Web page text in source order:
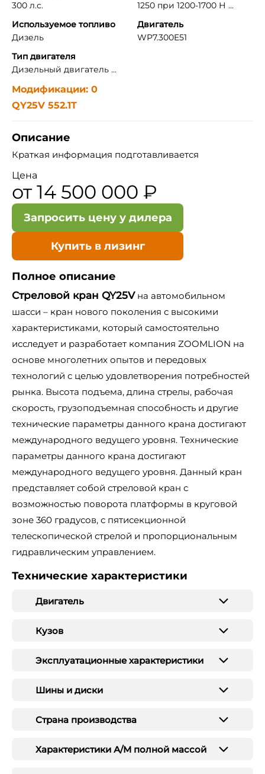
300 л.с.
1250 при 1200-1700 Н ...
Используемое топливо
Дизель
Двигатель
WP7.300E51
Тип двигателя
Дизельный двигатель ...
Модификации: 0
QY25V 552.1T
Описание
Краткая информация подготавливается
Цена
от 14 500 000 ₽
Запросить цену у дилера
Купить в лизинг
Полное описание
Стреловой кран QY25Vна автомобильном
шасси – кран нового поколения с высокими
характеристиками, который самостоятельно
исследует и разработает компания ZOOMLION на
основе многолетних опытов и передовых
технологий с целью удовлетворения потребностей
рынка. Высота подъема, длина стрелы, рабочая
скорость, грузоподъемная способность и другие
технические параметры данного крана достигают
международного ведущего уровня. Технические
параметры данного крана достигают
международного ведущего уровня. Данный кран
представляет собой стреловой кран с
возможностью поворота платформы в круговой
зоне 360 градусов, с пятисекционной
телескопической стрелой и пропорциональным
гидравлическим управлением.
Технические характеристики
Двигатель
Кузов
Эксплуатационные характеристики
Шины и диски
Страна производства
Характеристики А/М полной массой